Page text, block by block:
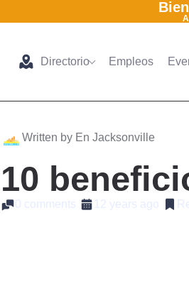
Directorio Empleos
Written by En Jacksonville
10
0 comments 12 years ago